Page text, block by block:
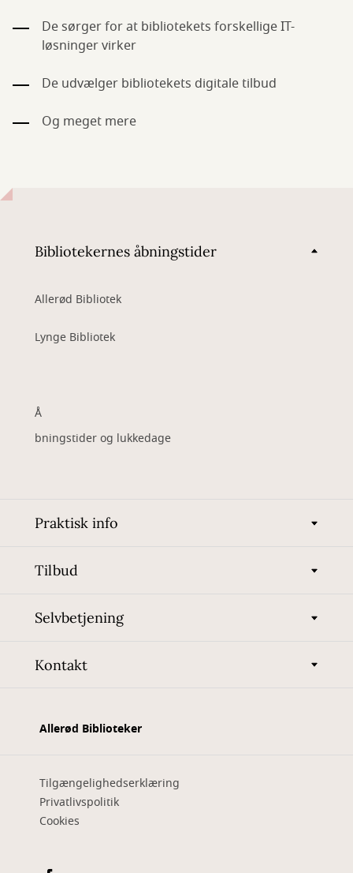
De sørger for at bibliotekets forskellige IT-
løsninger virker
De udvælger bibliotekets digitale tilbud
Og meget mere
Bibliotekernes åbningstider
Allerød Bibliotek
Lynge Bibliotek
Å
bningstider og lukkedage
Praktisk info
Tilbud
Selvbetjening
Kontakt
Allerød Biblioteker
Tilgængelighedserklæring
Privatlivspolitik
Cookies